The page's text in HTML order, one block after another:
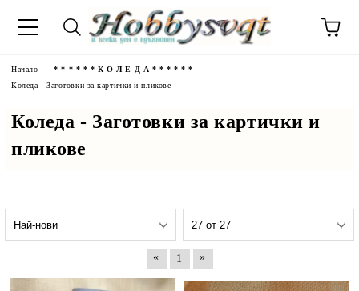
Начало
* * * * * * К О Л Е Д А * * * * * *
Коледа - Заготовки за картички и пликове
Коледа - Заготовки за картички и
пликове
« 1 »